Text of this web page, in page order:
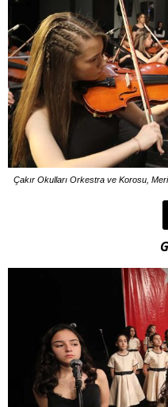
Çakır Okulları Orkestra ve Korosu,